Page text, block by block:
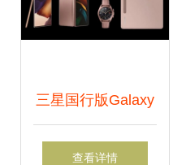
三星国行版Galaxy
Note 20系列开启
查看详情